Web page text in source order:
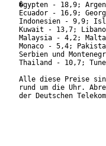
�gypten - 18,9;
Ecuador - 16,9;
Indonesien - 9,9;
Kuwait - 13,7;
Malaysia - 4,2;
Monaco - 5,4;
Serbien und
Thailand - 10,7;
Alle diese Preise
rund um die Uhr.
der Deutschen